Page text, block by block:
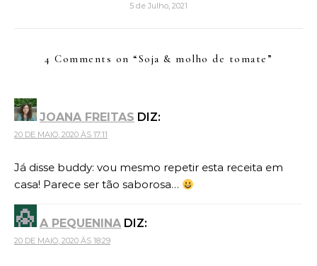
5 de Julho, 2021
4 Comments on “Soja & molho de tomate ”
JOANA FREITAS DIZ:
20 DE MAIO, 2020 ÀS 17:11
Já disse buddy: vou mesmo repetir esta receita em
casa! Parece ser tão saborosa…
A PEQUENINA DIZ:
20 DE MAIO, 2020 ÀS 18:29